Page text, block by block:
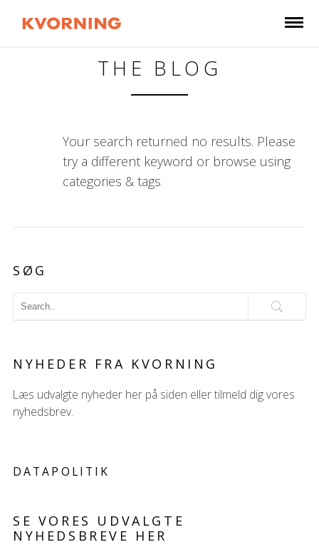
THE BLOG
Your search returned no results. Please
try a different keyword or browse using
categories & tags
SØG
NYHEDER FRA KVORNING
Læs udvalgte nyheder her på siden eller tilmeld dig vores
nyhedsbrev.
DATAPOLITIK
SE VORES UDVALGTE
NYHEDSBREVE HER